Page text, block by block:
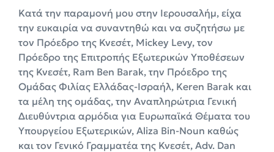
Κατά την παραμονή μου στην Ιερουσαλήμ, είχα
την ευκαιρία να συναντηθώ και να συζητήσω με
τον Πρόεδρο της Κνεσέτ, Mickey Levy, τον
Πρόεδρο της Επιτροπής Εξωτερικών Υποθέσεων
της Κνεσέτ, Ram Ben Barak, την Πρόεδρο της
Ομάδας Φιλίας Ελλάδας-Ισραήλ, Keren Barak και
τα μέλη της ομάδας, την Αναπληρώτρια Γενική
Διευθύντρια αρμόδια για Ευρωπαϊκά Θέματα του
Υπουργείου Εξωτερικών, Aliza Bin-Noun καθώς
και τον Γενικό Γραμματέα της Κνεσέτ, Adv. Dan